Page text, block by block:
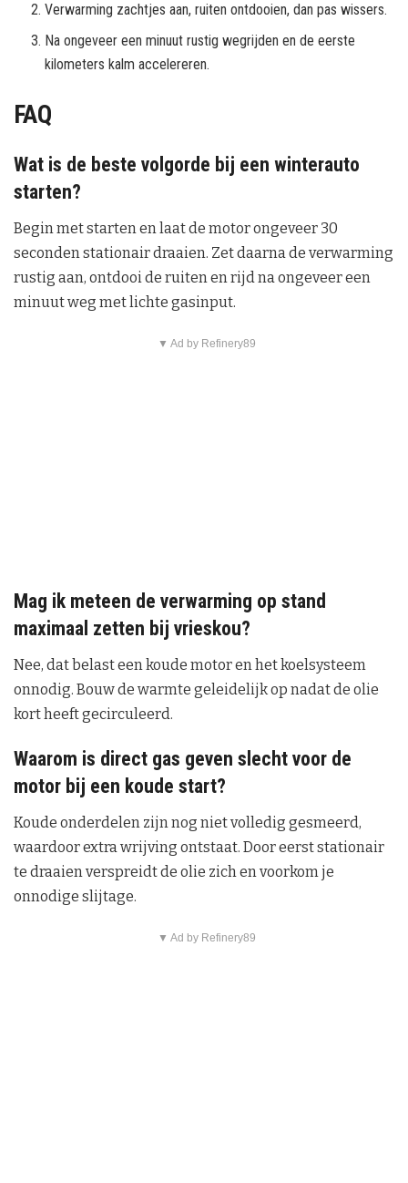
Verwarming zachtjes aan, ruiten ontdooien, dan pas wissers.
Na ongeveer een minuut rustig wegrijden en de eerste
kilometers kalm accelereren.
FAQ
Wat is de beste volgorde bij een winterauto
starten?
Begin met starten en laat de motor ongeveer 30
seconden stationair draaien. Zet daarna de verwarming
rustig aan, ontdooi de ruiten en rijd na ongeveer een
minuut weg met lichte gasinput.
▼ Ad by Refinery89
Mag ik meteen de verwarming op stand
maximaal zetten bij vrieskou?
Nee, dat belast een koude motor en het koelsysteem
onnodig. Bouw de warmte geleidelijk op nadat de olie
kort heeft gecirculeerd.
Waarom is direct gas geven slecht voor de
motor bij een koude start?
Koude onderdelen zijn nog niet volledig gesmeerd,
waardoor extra wrijving ontstaat. Door eerst stationair
te draaien verspreidt de olie zich en voorkom je
onnodige slijtage.
▼ Ad by Refinery89